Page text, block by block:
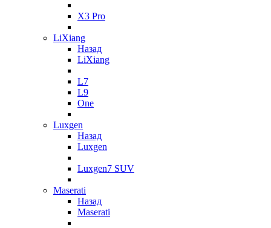
X3 Pro
LiXiang
Назад
LiXiang
L7
L9
One
Luxgen
Назад
Luxgen
Luxgen7 SUV
Maserati
Назад
Maserati